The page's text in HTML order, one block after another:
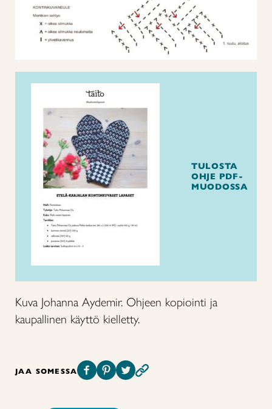
TULOSTA
OHJE PDF-
MUODOSSA
Kuva Johanna Aydemir. Ohjeen kopiointi ja
kaupallinen käyttö kielletty.
JAA SOMESSA